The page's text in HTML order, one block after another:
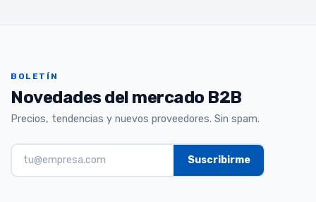
BOLETÍN
Novedades del mercado B2B
Precios, tendencias y nuevos proveedores. Sin spam.